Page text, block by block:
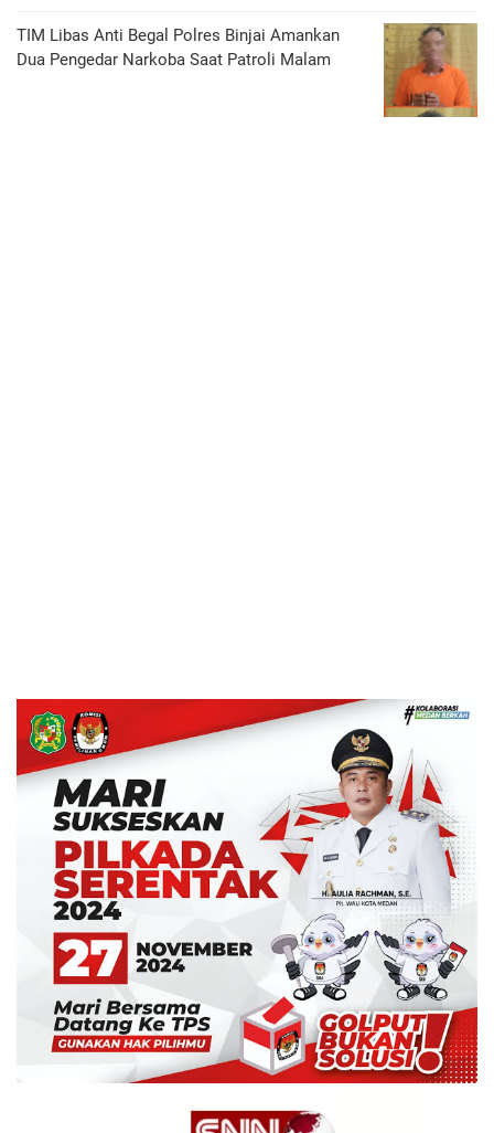
TIM Libas Anti Begal Polres Binjai Amankan
Dua Pengedar Narkoba Saat Patroli Malam